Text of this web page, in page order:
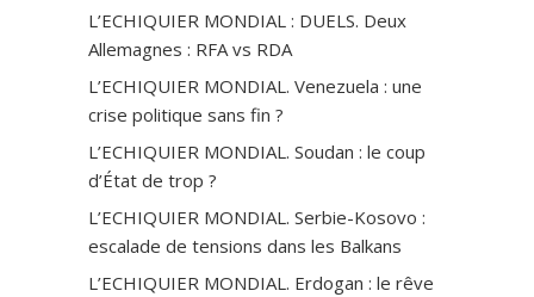
L’ECHIQUIER MONDIAL : DUELS. Deux
Allemagnes : RFA vs RDA
L’ECHIQUIER MONDIAL. Venezuela : une
crise politique sans fin ?
L’ECHIQUIER MONDIAL. Soudan : le coup
d’État de trop ?
L’ECHIQUIER MONDIAL. Serbie-Kosovo :
escalade de tensions dans les Balkans
L’ECHIQUIER MONDIAL. Erdogan : le rêve